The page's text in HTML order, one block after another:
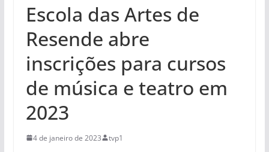
Escola das Artes de
Resende abre
inscrições para cursos
de música e teatro em
2023
4 de janeiro de 2023 tvp1